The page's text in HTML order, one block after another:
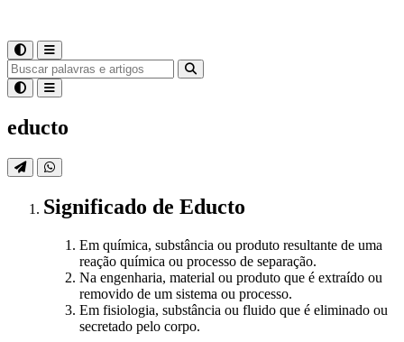
educto
Significado de Educto
Em química, substância ou produto resultante de uma
reação química ou processo de separação.
Na engenharia, material ou produto que é extraído ou
removido de um sistema ou processo.
Em fisiologia, substância ou fluido que é eliminado ou
secretado pelo corpo.